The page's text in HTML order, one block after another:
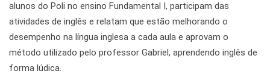
alunos do Poli no ensino Fundamental I, participam das
atividades de inglês e relatam que estão melhorando o
desempenho na língua inglesa a cada aula e aprovam o
método utilizado pelo professor Gabriel, aprendendo inglês de
forma lúdica.